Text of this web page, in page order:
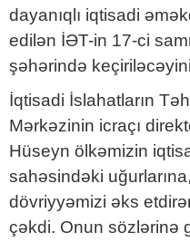
dayanıqlı iqtisadi
edilən İƏT-in 17-ci
şəhərində
İqtisadi İslahatların
Mərkəzinin icraçı
Hüseyn ölkəmizin
sahəsindəki
dövriyyəmizi əks
çəkdi. Onun sözlərinə